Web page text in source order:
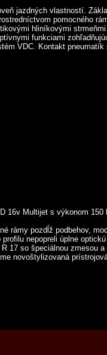
jazdných vlastností.
pomocného
hliníkovými
funkciami
VDC. Kontakt
16v Multijet s výkonom
rámy pozdĺž podbehov,
nepopreli úplne
17 so špeciálnou zmesou
novoštylizovaná